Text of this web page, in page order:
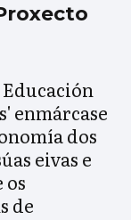
enmárcase
dos
eivas e
de